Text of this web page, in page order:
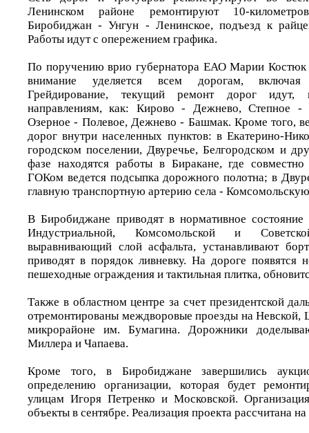
Ленинском районе ремонтируют 10-
Биробиджан - Унгун - Ленинское, подъезд к
Работы идут с опережением графика.
По поручению врио губернатора ЕАО Марии Костюк
внимание уделяется всем дорогам, включая
Грейдирование, текущий ремонт дорог
направлениям, как: Кирово - Дежнево, Степное -
Озерное - Полевое, Дежнево - Башмак. Кроме того,
дорог внутри населенных пунктов: в Екатерино-
городском поселении, Двуречье, Белгородском и
фазе находятся работы в Биракане, где
ГОКом ведется подсыпка дорожного полотна; в
главную транспортную артерию села -
В Биробиджане приводят в нормативное состояние
Индустриальной, Комсомольской и
выравнивающий слой асфальта, устанавливают
приводят в порядок ливневку. На дороге появятся
пешеходные ограждения и тактильная плитка,
Также в областном центре за счет президентской
отремонтированы междворовые проезды на Невской,
микрорайоне им. Бумагина. Дорожники
Миллера и Чапаева.
Кроме того, в Биробиджане завершились
определению организации, которая будет
улицам Игоря Петренко и Московской.
объекты в сентябре. Реализация проекта рассчитана на